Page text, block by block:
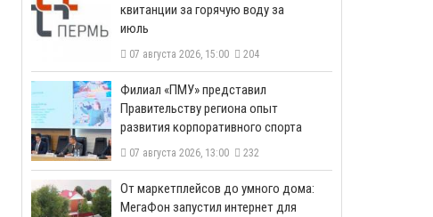
квитанции за горячую воду за
июль
07 августа 2026, 15:00 204
​Филиал «ПМУ» представил
Правительству региона опыт
развития корпоративного спорта
07 августа 2026, 13:00 232
От маркетплейсов до умного дома:
МегаФон запустил интернет для